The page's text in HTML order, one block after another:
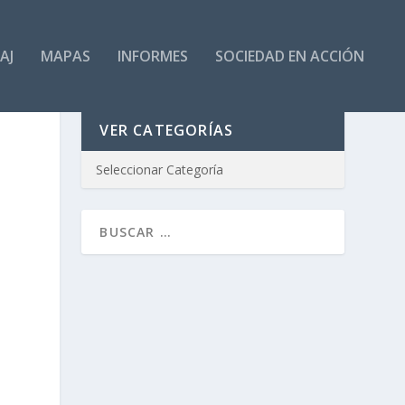
MAPAS INFORMES SOCIEDAD EN ACCIÓN
VER CATEGORÍAS